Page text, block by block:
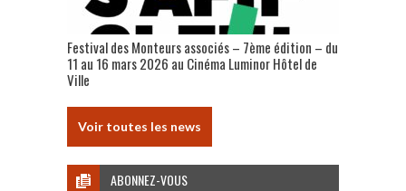
Festival des Monteurs associés – 7ème édition – du
11 au 16 mars 2026 au Cinéma Luminor Hôtel de
Ville
Voir toutes les news
ABONNEZ-VOUS